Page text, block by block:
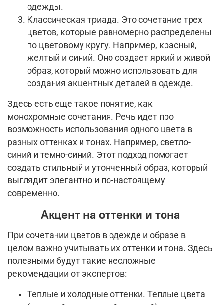
одежды.
Классическая триада. Это сочетание трех
цветов, которые равномерно распределены
по цветовому кругу. Например, красный,
желтый и синий. Оно создает яркий и живой
образ, который можно использовать для
создания акцентных деталей в одежде.
Здесь есть еще такое понятие, как
монохромные сочетания. Речь идет про
возможность использования одного цвета в
разных оттенках и тонах. Например, светло-
синий и темно-синий. Этот подход помогает
создать стильный и утонченный образ, который
выглядит элегантно и по-настоящему
современно.
Акцент на оттенки и тона
При сочетании цветов в одежде и образе в
целом важно учитывать их оттенки и тона. Здесь
полезными будут такие несложные
рекомендации от экспертов:
Теплые и холодные оттенки. Теплые цвета